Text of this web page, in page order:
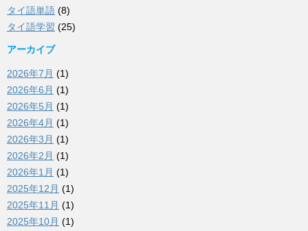
タイ語単語 (8)
タイ語学習 (25)
アーカイブ
2026年7月 (1)
2026年6月 (1)
2026年5月 (1)
2026年4月 (1)
2026年3月 (1)
2026年2月 (1)
2026年1月 (1)
2025年12月 (1)
2025年11月 (1)
2025年10月 (1)